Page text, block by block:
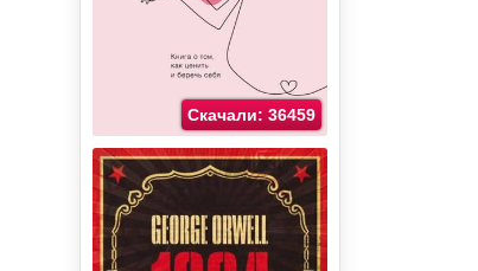
Скачали: 36459